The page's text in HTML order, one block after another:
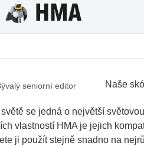
seniorní editor Naše
se jedná o největší
vlastností HMA je jejich
ji použít stejně snadno na